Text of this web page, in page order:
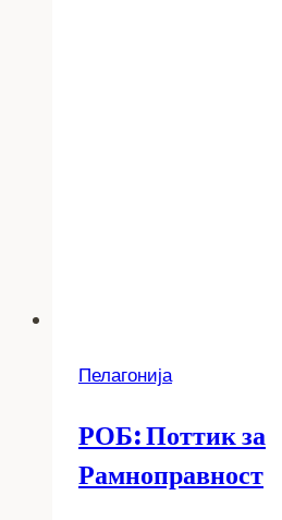
Пелагонија
РОБ: Поттик за
Рамноправност